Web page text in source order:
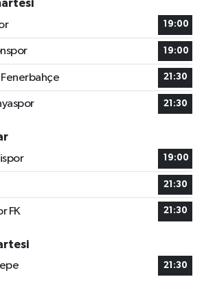
19:00
19:00
21:30
21:30
19:00
21:30
FK 21:30
21:30